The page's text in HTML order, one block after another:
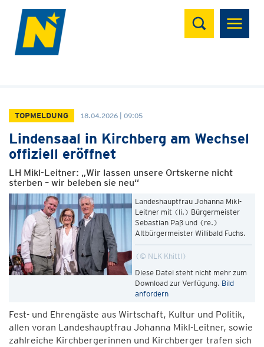
Suchen
TOPMELDUNG 18.04.2026 | 09:05
Lindensaal in Kirchberg am Wechsel
offiziell eröffnet
LH Mikl-Leitner: „Wir lassen unsere Ortskerne nicht
sterben – wir beleben sie neu“
Landeshauptfrau Johanna Mikl-
Leitner mit (li.) Bürgermeister
Sebastian Paß und (re.)
Altbürgermeister Willibald Fuchs.
© NLK Khittl
Diese Datei steht nicht mehr zum
Download zur Verfügung. Bild
anfordern
Fest- und Ehrengäste aus Wirtschaft, Kultur und Politik,
allen voran Landeshauptfrau Johanna Mikl-Leitner, sowie
zahlreiche Kirchbergerinnen und Kirchberger trafen sich